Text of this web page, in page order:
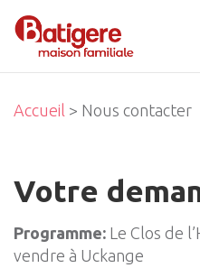
Accueil > Nous contacter
Votre
Programme: Le Clos de
vendre à Uckange